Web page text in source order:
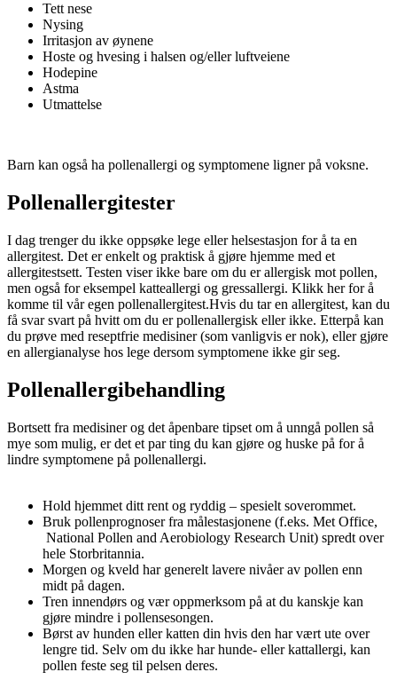
Tett nese
Nysing
Irritasjon av øynene
Hoste og hvesing i halsen og/eller luftveiene
Hodepine
Astma
Utmattelse
Barn kan også ha pollenallergi og symptomene ligner på voksne.
Pollenallergitester
I dag trenger du ikke oppsøke lege eller helsestasjon for å ta en
allergitest. Det er enkelt og praktisk å gjøre hjemme med et
allergitestsett. Testen viser ikke bare om du er allergisk mot pollen,
men også for eksempel katteallergi og gressallergi. Klikk her for å
komme til vår egen pollenallergitest.Hvis du tar en allergitest, kan du
få svar svart på hvitt om du er pollenallergisk eller ikke. Etterpå kan
du prøve med reseptfrie medisiner (som vanligvis er nok), eller gjøre
en allergianalyse hos lege dersom symptomene ikke gir seg.
Pollenallergibehandling
Bortsett fra medisiner og det åpenbare tipset om å unngå pollen så
mye som mulig, er det et par ting du kan gjøre og huske på for å
lindre symptomene på pollenallergi.
Hold hjemmet ditt rent og ryddig – spesielt soverommet.
Bruk pollenprognoser fra målestasjonene (f.eks. Met Office,
National Pollen and Aerobiology Research Unit) spredt over
hele Storbritannia.
Morgen og kveld har generelt lavere nivåer av pollen enn
midt på dagen.
Tren innendørs og vær oppmerksom på at du kanskje kan
gjøre mindre i pollensesongen.
Børst av hunden eller katten din hvis den har vært ute over
lengre tid. Selv om du ikke har hunde- eller kattallergi, kan
pollen feste seg til pelsen deres.